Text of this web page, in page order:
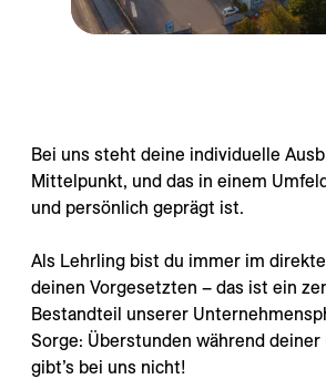
Bei uns steht deine individuelle
Mittelpunkt, und das in einem
und persönlich geprägt ist.
Als Lehrling bist du immer im
deinen Vorgesetzten – das ist ein
Bestandteil unserer
Sorge: Überstunden während deiner
gibt’s bei uns nicht!